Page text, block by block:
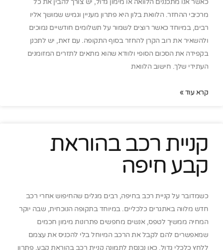
כאשר אנו מתכננים הלוואה או מימון גדול, יש צורך להבין את כל
מרכיבי ההחזר. הלוואת בלון היא פתרון מעניין וגמיש שמושך אליו
רבים, במיוחד כאשר רוצים לשמור על תשלומים חודשיים נמוכים
ולהשאיר את רוב הקרן להחזר בסוף התקופה. עם זאת, יש לתכנן
בקפידה את הסכום הסופי ולוודא שהוא מתאים לתזרים המזומנים
העתידי שלך. חישוב הלוואת
קרא עוד »
קניית רכב בהוראת
קבע חיפה
כשמדובר על קניית רכב בחיפה, רבים מגלים שהחיפוש אחרי רכב
חדש מלווה באתגרים כלכליים. במיוחד בתקופה הנוכחית, שבה יוקר
המחיה ממשיך לטפס, אנשים מחפשים פתרונות מימון חכמים
שמאפשרים להם לקבל את הרכב המיוחל בלי להכניס את עצמם
ללחץ כלכלי גדול. כאן נכנסת לתמונה קניית רכב בהוראת קבע, פתרון